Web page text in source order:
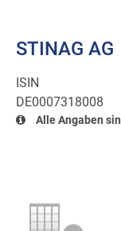
STINAG AG
ISIN
DE0007318008
Alle Angaben